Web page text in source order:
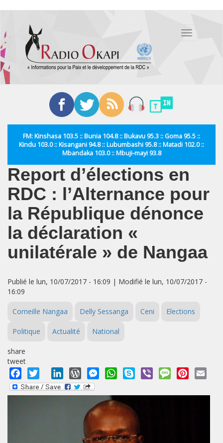
contenu
principal
Toggle
FM: Kinshasa 103.5 :: Bunia 104.8 :: Bukavu 95.3 :: Goma 95.5 ::
Kindu 103.0 :: Kisangani 94.8 :: Lubumbashi 95.8 :: Matadi 102.0 ::
Mbandaka 103.0 :: Mbuji-mayi 93.8
Report d’élections en
RDC : l’Alternance pour
la République dénonce
la déclaration «
unilatérale » de Nangaa
Publié le lun, 10/07/2017 - 16:09 | Modifié le lun, 10/07/2017 -
16:09
Corneille Nangaa Delly Sessanga Ceni Elections
Politique Actualité National
share
tweet
Facebook
Twitter LinkedInWordPressMessengerWhatsApp
Skype Viber MessagePinterest